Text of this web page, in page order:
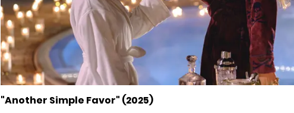
"Another Simple Favor" (2025)